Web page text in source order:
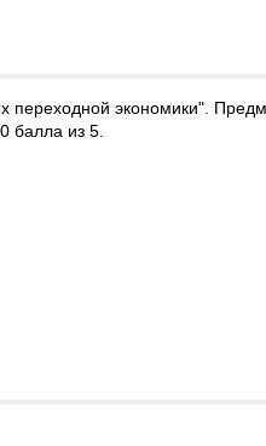
переходной экономики".
балла из 5.